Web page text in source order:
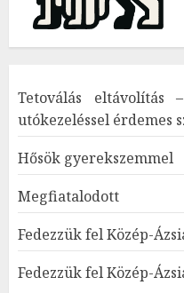
Tetoválás eltávolítás
utókezeléssel érdemes
Hősök gyerekszemmel
Megfiatalodott
Fedezzük fel Közép-
Fedezzük fel Közép-